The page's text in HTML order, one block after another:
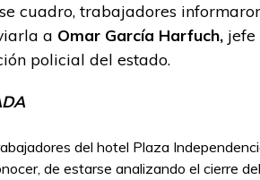
cuadro, trabajadores
a Omar García Harfuch, jefe
policial del estado.
del hotel Plaza
de estarse analizando el cierre